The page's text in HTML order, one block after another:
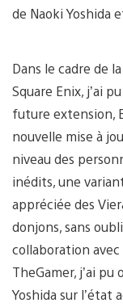
de Naoki Yoshida
Dans le cadre de
Square Enix, j’ai
future extension,
nouvelle mise à
niveau des
inédits, une
appréciée des
donjons, sans
collaboration
TheGamer, j’ai
Yoshida sur l’état